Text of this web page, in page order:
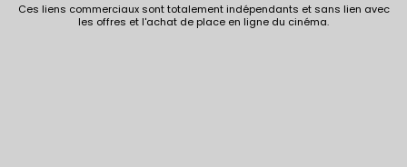
Ces liens commerciaux sont totalement indépendants et sans lien avec
les offres et l'achat de place en ligne du cinéma.